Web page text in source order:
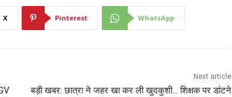
X Pinterest WhatsApp
Next article
बड़ी खबर: छात्रा ने जहर खा कर ली खुदकुशी… शिक्षक पर डांटने